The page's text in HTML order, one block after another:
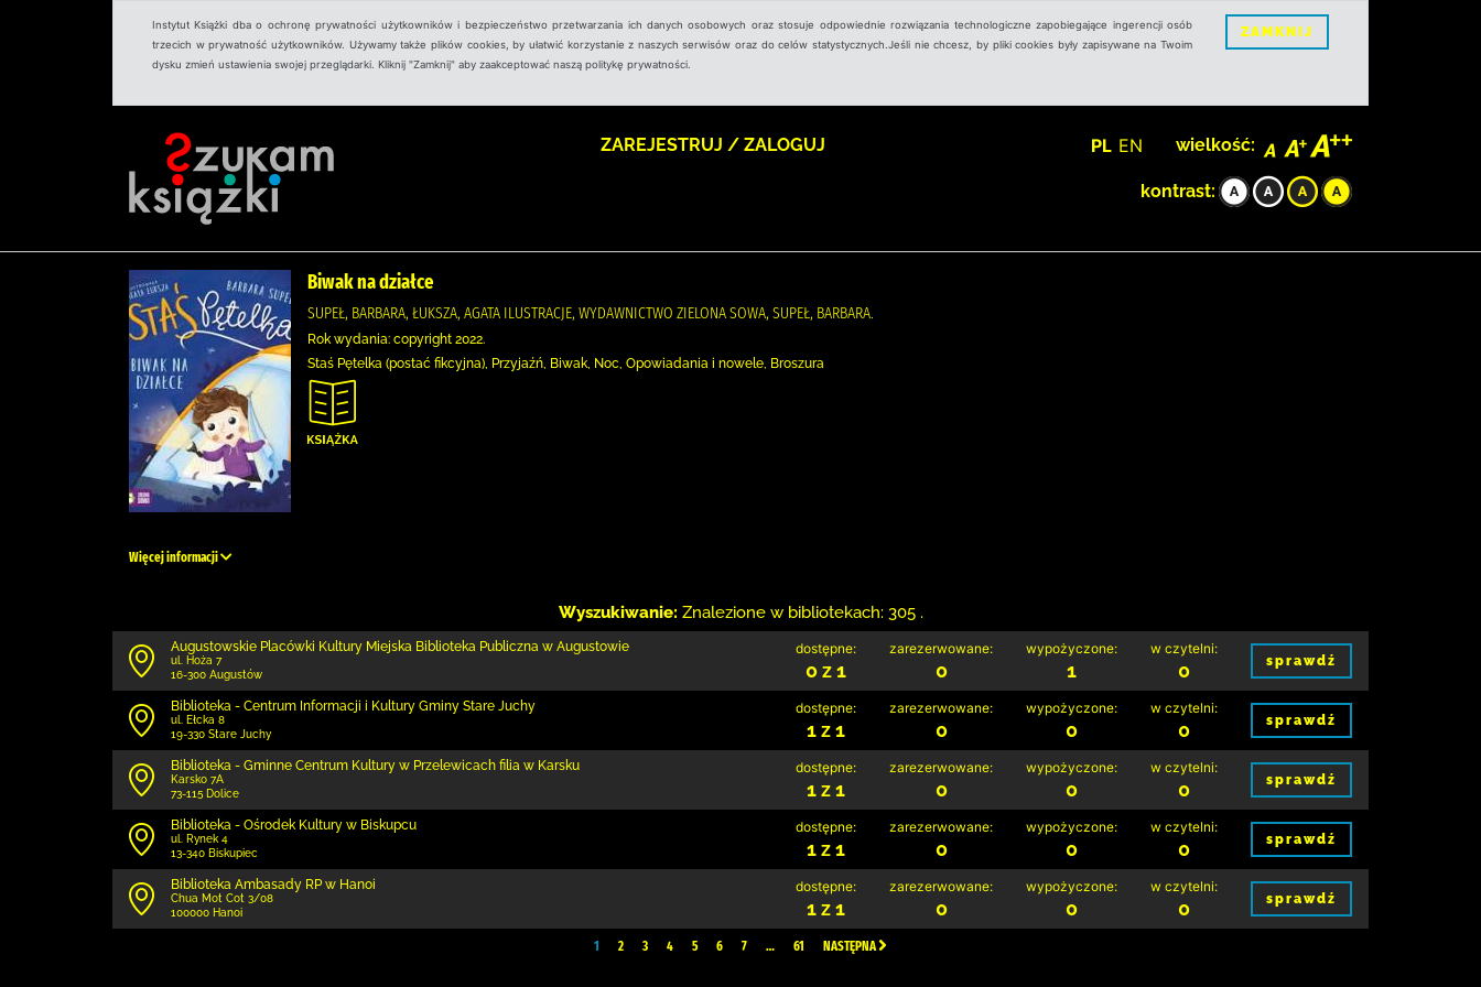
Instytut Książki dba o ochronę prywatności użytkowników i bezpieczeństwo przetwarzania ich danych osobowych oraz stosuje odpowiednie rozwiązania technologiczne zapobiegające ingerencji osób
trzecich w prywatność użytkowników. Używamy także plików cookies, by ułatwić korzystanie z naszych serwisów oraz do celów statystycznych.Jeśli nie chcesz, by pliki cookies były zapisywane na Twoim
dysku zmień ustawienia swojej przeglądarki. Kliknij "Zamknij" aby zaakceptować naszą politykę prywatności.
ZAMKNIJ
ZAREJESTRUJ / ZALOGUJ PL EN wielkość:
kontrast:
Biwak na działce
SUPEŁ, BARBARA, ŁUKSZA, AGATA ILUSTRACJE, WYDAWNICTWO ZIELONA SOWA, SUPEŁ, BARBARA.
Rok wydania: copyright 2022.
Staś Pętelka (postać fikcyjna), Przyjaźń, Biwak, Noc, Opowiadania i nowele, Broszura
Więcej informacji
Wyszukiwanie: Znalezione w bibliotekach: 305 .
Augustowskie Placówki Kultury Miejska Biblioteka Publiczna w Augustowie
ul. Hoża 7
16-300 Augustów
dostępne:
0 z 1
zarezerwowane:
0
wypożyczone:
1
w czytelni:
0 sprawdź
Biblioteka - Centrum Informacji i Kultury Gminy Stare Juchy
ul. Ełcka 8
19-330 Stare Juchy
dostępne:
1 z 1
zarezerwowane:
0
wypożyczone:
0
w czytelni:
0 sprawdź
Biblioteka - Gminne Centrum Kultury w Przelewicach filia w Karsku
Karsko 7A
73-115 Dolice
dostępne:
1 z 1
zarezerwowane:
0
wypożyczone:
0
w czytelni:
0 sprawdź
Biblioteka - Ośrodek Kultury w Biskupcu
ul. Rynek 4
13-340 Biskupiec
dostępne:
1 z 1
zarezerwowane:
0
wypożyczone:
0
w czytelni:
0 sprawdź
Biblioteka Ambasady RP w Hanoi
Chua Mot Cot 3/08
100000 Hanoi
dostępne:
1 z 1
zarezerwowane:
0
wypożyczone:
0
w czytelni:
0 sprawdź
1 2 3 4 5 6 7 … 61 NASTĘPNA